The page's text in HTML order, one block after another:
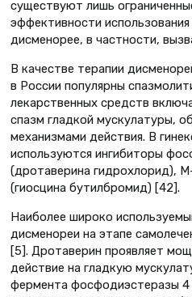
существуют лишь
эффективности
дисменорее, в частности,
В качестве терапии
в России популярны
лекарственных средств
спазм гладкой мускулатуры,
механизмами действия. В
используются ингибиторы
(дротаверина гидрохлорид),
(гиосцина бутилбромид) [42].
Наиболее широко
дисменореи на этапе
[5]. Дротаверин проявляет
действие на гладкую
фермента фосфодиэстеразы